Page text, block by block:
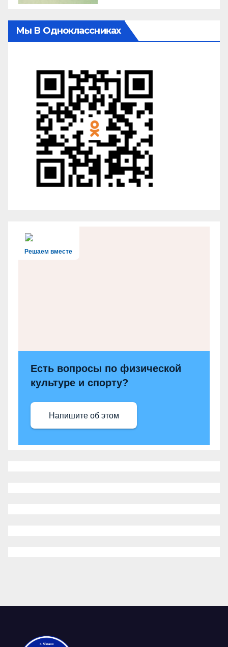
Мы В Одноклассниках
Решаем вместе
Есть вопросы по физической
культуре и спорту?
Напишите об этом